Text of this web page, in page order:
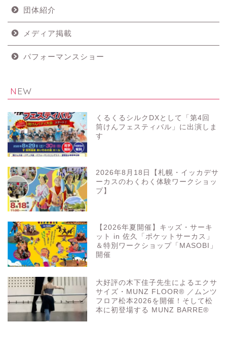
団体紹介
メディア掲載
パフォーマンスショー
NEW
くるくるシルクDXとして「第4回
筒けんフェスティバル」に出演しま
す
2026年8月18日【札幌・イッカデサ
ーカスのわくわく体験ワークショッ
プ】
【2026年夏開催】キッズ・サーキ
ット in 佐久「ポケットサーカス」
＆特別ワークショップ「MASOBI」
開催
大好評の木下佳子先生によるエクサ
サイズ・MUNZ FLOOR® ／ムンツ
フロア松本2026を開催！そして松
本に初登場する MUNZ BARRE®